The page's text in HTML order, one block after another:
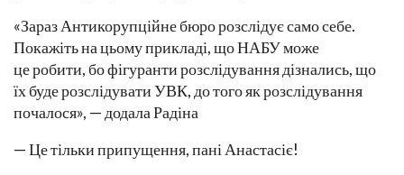
«Зараз Антикорупційне бюро розслідує само себе.
Покажіть на цьому прикладі, що НАБУ може
це робити, бо фігуранти розслідування дізнались, що
їх буде розслідувати УВК, до того як розслідування
почалося», — додала Радіна
— Це тільки припущення, пані Анастасіє!